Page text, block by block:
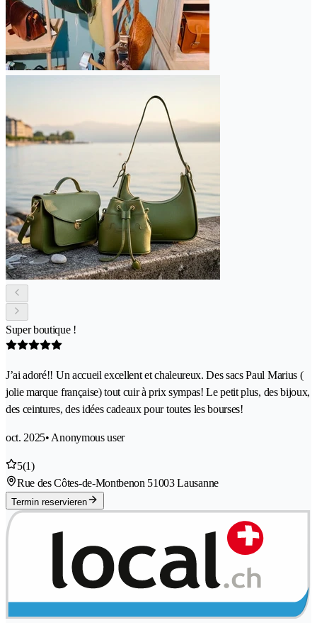
Super boutique !
J’ai adoré!! Un accueil excellent et chaleureux. Des sacs Paul Marius (
jolie marque française) tout cuir à prix sympas! Le petit plus, des bijoux,
des ceintures, des idées cadeaux pour toutes les bourses!
oct. 2025• Anonymous user
5(1)
Rue des Côtes-de-Montbenon 51003 Lausanne
Termin reservieren